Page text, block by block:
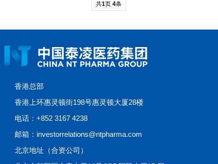
共1页4条
香港总部
香港上环惠灵顿街198号惠灵顿大厦28楼
电话：+852 3167 4238
邮箱：investorrelations@ntpharma.com
北京地址（合资公司）